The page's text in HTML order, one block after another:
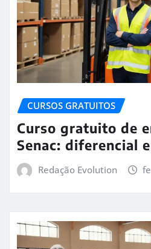
CURSOS GRATUITOS
Curso gratuito de
Senac: diferencial
Redação Evolution